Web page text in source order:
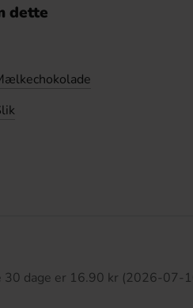
dette
30 dage er 16.90 kr (2026-07-